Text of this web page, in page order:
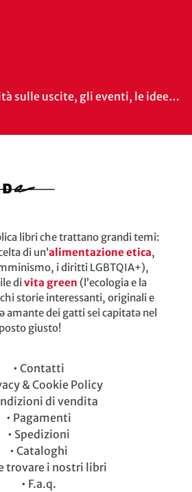
sulle uscite, gli eventi, le idee…
libri che trattano grandi temi:
di un’alimentazione etica,
i diritti LGBTQIA+),
divita green (l’ecologia e la
storie interessanti, originali e
amante dei gatti sei capitatə nel
posto giusto!
• Contatti
& Cookie Policy
di vendita
• Pagamenti
• Spedizioni
• Cataloghi
trovare i nostri libri
• F.a.q.